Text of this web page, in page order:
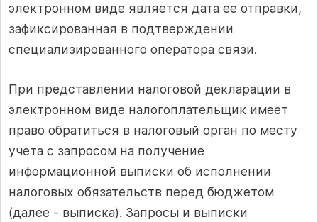
электронном виде является дата ее отправки,
зафиксированная в подтверждении
специализированного оператора связи.
При представлении налоговой декларации в
электронном виде налогоплательщик имеет
право обратиться в налоговый орган по месту
учета с запросом на получение
информационной выписки об исполнении
налоговых обязательств перед бюджетом
(далее - выписка). Запросы и выписки